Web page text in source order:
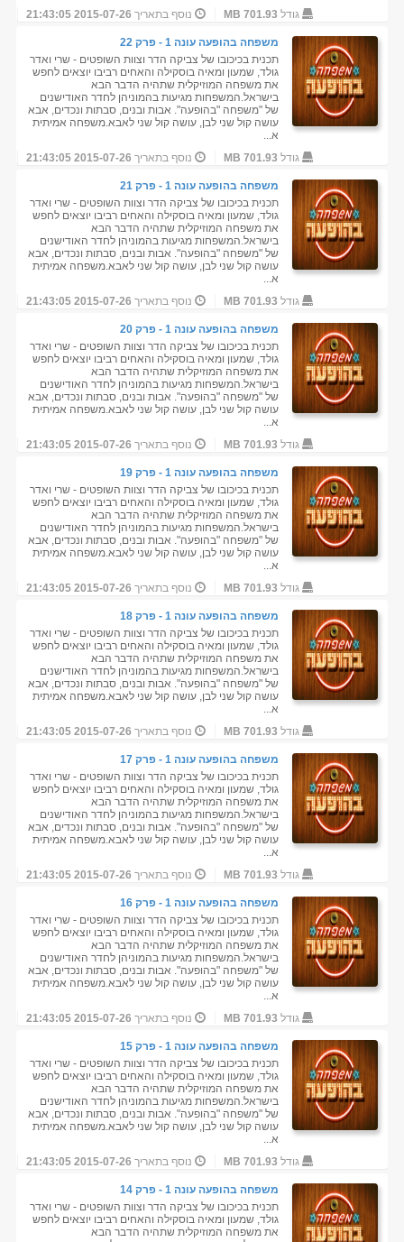
גודל 701.93 MB נוסף בתאריך 2015-07-26 21:43:05
משפחה בהופעה עונה 1 - פרק 22
תכנית בכיכובו של צביקה הדר וצוות השופטים - שרי ואדר
גולד, שמעון ומאיה בוסקילה והאחים רביבו יוצאים לחפש
את משפחה המוזיקלית שתהיה הדבר הבא
בישראל.המשפחות מגיעות בהמוניהן לחדר האודישנים
של "משפחה "בהופעה". אבות ובנים, סבתות ונכדים, אבא
עושה קול שני לבן, עושה קול שני לאבא.משפחה אמיתית
א...
גודל 701.93 MB נוסף בתאריך 2015-07-26 21:43:05
משפחה בהופעה עונה 1 - פרק 21
תכנית בכיכובו של צביקה הדר וצוות השופטים - שרי ואדר
גולד, שמעון ומאיה בוסקילה והאחים רביבו יוצאים לחפש
את משפחה המוזיקלית שתהיה הדבר הבא
בישראל.המשפחות מגיעות בהמוניהן לחדר האודישנים
של "משפחה "בהופעה". אבות ובנים, סבתות ונכדים, אבא
עושה קול שני לבן, עושה קול שני לאבא.משפחה אמיתית
א...
גודל 701.93 MB נוסף בתאריך 2015-07-26 21:43:05
משפחה בהופעה עונה 1 - פרק 20
תכנית בכיכובו של צביקה הדר וצוות השופטים - שרי ואדר
גולד, שמעון ומאיה בוסקילה והאחים רביבו יוצאים לחפש
את משפחה המוזיקלית שתהיה הדבר הבא
בישראל.המשפחות מגיעות בהמוניהן לחדר האודישנים
של "משפחה "בהופעה". אבות ובנים, סבתות ונכדים, אבא
עושה קול שני לבן, עושה קול שני לאבא.משפחה אמיתית
א...
גודל 701.93 MB נוסף בתאריך 2015-07-26 21:43:05
משפחה בהופעה עונה 1 - פרק 19
תכנית בכיכובו של צביקה הדר וצוות השופטים - שרי ואדר
גולד, שמעון ומאיה בוסקילה והאחים רביבו יוצאים לחפש
את משפחה המוזיקלית שתהיה הדבר הבא
בישראל.המשפחות מגיעות בהמוניהן לחדר האודישנים
של "משפחה "בהופעה". אבות ובנים, סבתות ונכדים, אבא
עושה קול שני לבן, עושה קול שני לאבא.משפחה אמיתית
א...
גודל 701.93 MB נוסף בתאריך 2015-07-26 21:43:05
משפחה בהופעה עונה 1 - פרק 18
תכנית בכיכובו של צביקה הדר וצוות השופטים - שרי ואדר
גולד, שמעון ומאיה בוסקילה והאחים רביבו יוצאים לחפש
את משפחה המוזיקלית שתהיה הדבר הבא
בישראל.המשפחות מגיעות בהמוניהן לחדר האודישנים
של "משפחה "בהופעה". אבות ובנים, סבתות ונכדים, אבא
עושה קול שני לבן, עושה קול שני לאבא.משפחה אמיתית
א...
גודל 701.93 MB נוסף בתאריך 2015-07-26 21:43:05
משפחה בהופעה עונה 1 - פרק 17
תכנית בכיכובו של צביקה הדר וצוות השופטים - שרי ואדר
גולד, שמעון ומאיה בוסקילה והאחים רביבו יוצאים לחפש
את משפחה המוזיקלית שתהיה הדבר הבא
בישראל.המשפחות מגיעות בהמוניהן לחדר האודישנים
של "משפחה "בהופעה". אבות ובנים, סבתות ונכדים, אבא
עושה קול שני לבן, עושה קול שני לאבא.משפחה אמיתית
א...
גודל 701.93 MB נוסף בתאריך 2015-07-26 21:43:05
משפחה בהופעה עונה 1 - פרק 16
תכנית בכיכובו של צביקה הדר וצוות השופטים - שרי ואדר
גולד, שמעון ומאיה בוסקילה והאחים רביבו יוצאים לחפש
את משפחה המוזיקלית שתהיה הדבר הבא
בישראל.המשפחות מגיעות בהמוניהן לחדר האודישנים
של "משפחה "בהופעה". אבות ובנים, סבתות ונכדים, אבא
עושה קול שני לבן, עושה קול שני לאבא.משפחה אמיתית
א...
גודל 701.93 MB נוסף בתאריך 2015-07-26 21:43:05
משפחה בהופעה עונה 1 - פרק 15
תכנית בכיכובו של צביקה הדר וצוות השופטים - שרי ואדר
גולד, שמעון ומאיה בוסקילה והאחים רביבו יוצאים לחפש
את משפחה המוזיקלית שתהיה הדבר הבא
בישראל.המשפחות מגיעות בהמוניהן לחדר האודישנים
של "משפחה "בהופעה". אבות ובנים, סבתות ונכדים, אבא
עושה קול שני לבן, עושה קול שני לאבא.משפחה אמיתית
א...
גודל 701.93 MB נוסף בתאריך 2015-07-26 21:43:05
משפחה בהופעה עונה 1 - פרק 14
תכנית בכיכובו של צביקה הדר וצוות השופטים - שרי ואדר
גולד, שמעון ומאיה בוסקילה והאחים רביבו יוצאים לחפש
את משפחה המוזיקלית שתהיה הדבר הבא